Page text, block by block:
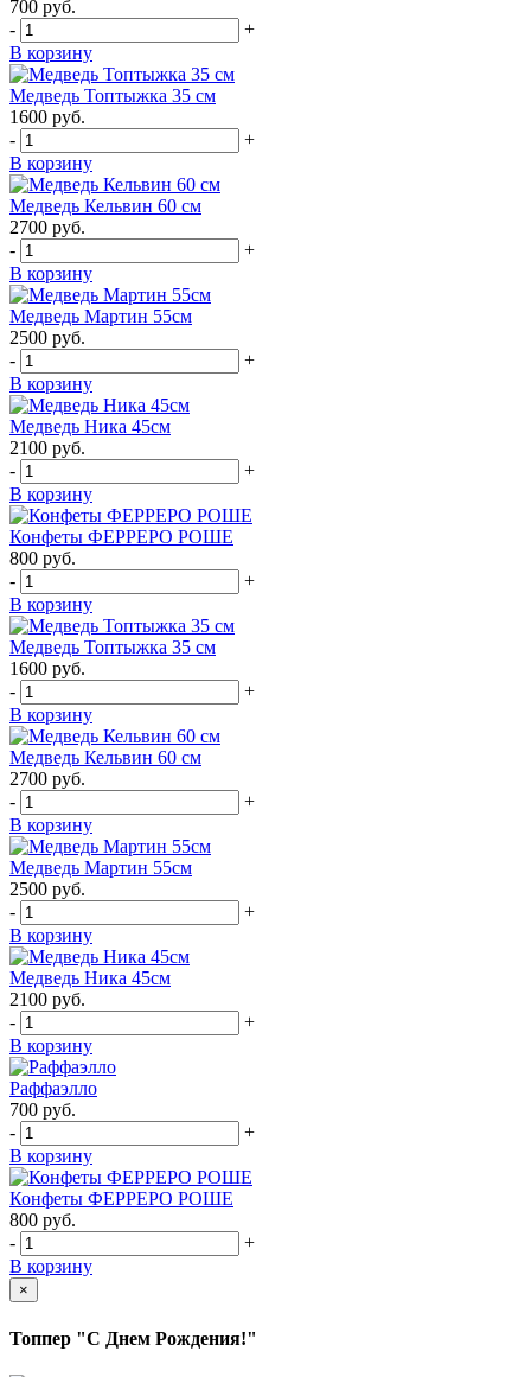
700 руб.
-
+
В корзину
Медведь Топтыжка 35 см
1600 руб.
-
+
В корзину
Медведь Кельвин 60 см
2700 руб.
-
+
В корзину
Медведь Мартин 55см
2500 руб.
-
+
В корзину
Медведь Ника 45см
2100 руб.
-
+
В корзину
Конфеты ФЕРРЕРО РОШЕ
800 руб.
-
+
В корзину
Медведь Топтыжка 35 см
1600 руб.
-
+
В корзину
Медведь Кельвин 60 см
2700 руб.
-
+
В корзину
Медведь Мартин 55см
2500 руб.
-
+
В корзину
Медведь Ника 45см
2100 руб.
-
+
В корзину
Раффаэлло
700 руб.
-
+
В корзину
Конфеты ФЕРРЕРО РОШЕ
800 руб.
-
+
В корзину
×
Топпер "С Днем Рождения!"